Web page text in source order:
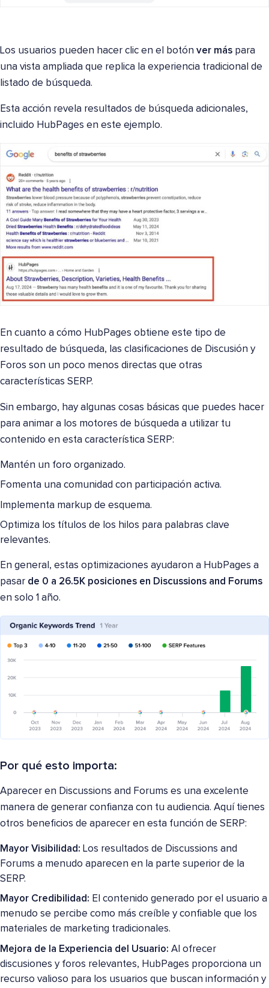
Los usuarios pueden hacer clic en el botón ver más para
una vista ampliada que replica la experiencia tradicional de
listado de búsqueda.
Esta acción revela resultados de búsqueda adicionales,
incluido HubPages en este ejemplo.
En cuanto a cómo HubPages obtiene este tipo de
resultado de búsqueda, las clasificaciones de Discusión y
Foros son un poco menos directas que otras
características SERP.
Sin embargo, hay algunas cosas básicas que puedes hacer
para animar a los motores de búsqueda a utilizar tu
contenido en esta característica SERP:
Mantén un foro organizado.
Fomenta una comunidad con participación activa.
Implementa markup de esquema.
Optimiza los títulos de los hilos para palabras clave
relevantes.
En general, estas optimizaciones ayudaron a HubPages a
pasar de 0 a 26.5K posiciones en Discussions and Forums
en solo 1 año.
Por qué esto importa:
Aparecer en Discussions and Forums es una excelente
manera de generar confianza con tu audiencia. Aquí tienes
otros beneficios de aparecer en esta función de SERP:
Mayor Visibilidad: Los resultados de Discussions and
Forums a menudo aparecen en la parte superior de la
SERP.
Mayor Credibilidad: El contenido generado por el usuario a
menudo se percibe como más creíble y confiable que los
materiales de marketing tradicionales.
Mejora de la Experiencia del Usuario: Al ofrecer
discusiones y foros relevantes, HubPages proporciona un
recurso valioso para los usuarios que buscan información y